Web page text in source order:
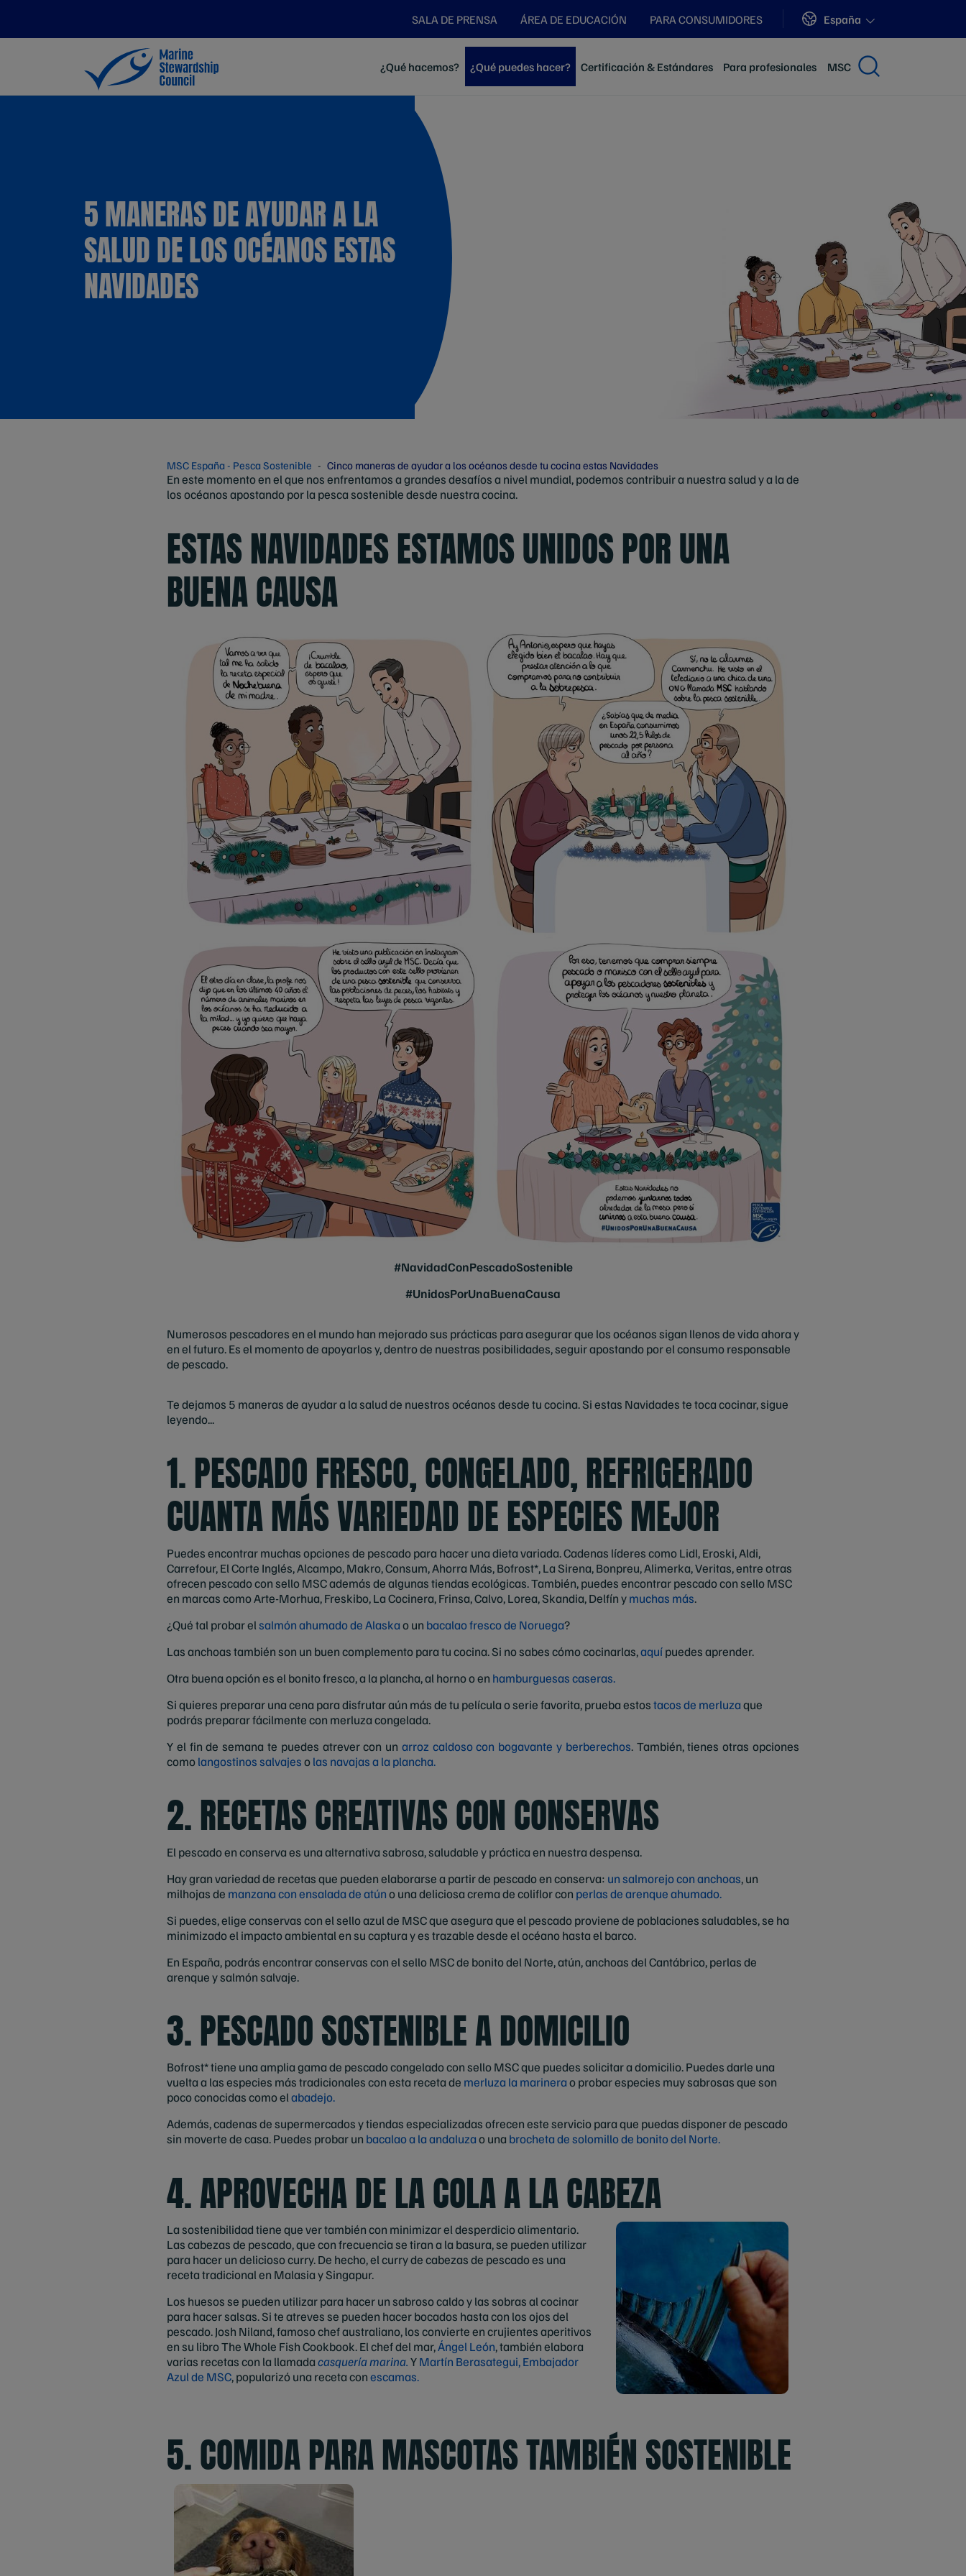
SALA DE PRENSA ÁREA DE EDUCACIÓN PARA CONSUMIDORES Sites
España
¿Qué hacemos? ¿Qué puedes hacer? Certificación & Estándares Para profesionales MSC
5 MANERAS DE AYUDAR A LA
SALUD DE LOS OCÉANOS ESTAS
NAVIDADES
MSC España - Pesca Sostenible Cinco maneras de ayudar a los océanos desde tu cocina estas Navidades
En este momento en el que nos enfrentamos a grandes desafíos a nivel mundial, podemos contribuir a nuestra salud y a la de
los océanos apostando por la pesca sostenible desde nuestra cocina.
ESTAS NAVIDADES ESTAMOS UNIDOS POR UNA
BUENA CAUSA
#NavidadConPescadoSostenible
#UnidosPorUnaBuenaCausa
Numerosos pescadores en el mundo han mejorado sus prácticas para asegurar que los océanos sigan llenos de vida ahora y
en el futuro. Es el momento de apoyarlos y, dentro de nuestras posibilidades, seguir apostando por el consumo responsable
de pescado.
Te dejamos 5 maneras de ayudar a la salud de nuestros océanos desde tu cocina. Si estas Navidades te toca cocinar, sigue
leyendo...
1. PESCADO FRESCO, CONGELADO, REFRIGERADO
CUANTA MÁS VARIEDAD DE ESPECIES MEJOR
Puedes encontrar muchas opciones de pescado para hacer una dieta variada. Cadenas líderes como Lidl, Eroski, Aldi,
Carrefour, El Corte Inglés, Alcampo, Makro, Consum, Ahorra Más, Bofrost*, La Sirena, Bonpreu, Alimerka, Veritas, entre otras
ofrecen pescado con sello MSC además de algunas tiendas ecológicas. También, puedes encontrar pescado con sello MSC
en marcas como Arte-Morhua, Freskibo, La Cocinera, Frinsa, Calvo, Lorea, Skandia, Delfín ymuchas más.
¿Qué tal probar elsalmón ahumado de Alaskao un bacalao fresco de Noruega?
Las anchoas también son un buen complemento para tu cocina. Si no sabes cómo cocinarlas,aquípuedes aprender.
Otra buena opción es el bonito fresco, a la plancha, al horno o en hamburguesas caseras.
Si quieres preparar una cena para disfrutar aún más de tu película o serie favorita, prueba estostacos de merluzaque
podrás preparar fácilmente con merluza congelada.
Y el fin de semana te puedes atrever con un arroz caldoso con bogavante y berberechos. También, tienes otras opciones
comolangostinos salvajesolas navajas a la plancha.
2. RECETAS CREATIVAS CON CONSERVAS
El pescado en conserva es una alternativa sabrosa, saludable y práctica en nuestra despensa.
Hay gran variedad de recetas que pueden elaborarse a partir de pescado en conserva: un salmorejo con anchoas, un
milhojas de manzana con ensalada de atúno una deliciosa crema de coliflor con perlas de arenque ahumado.
Si puedes, elige conservas con el sello azul de MSC que asegura que el pescado proviene de poblaciones saludables, se ha
minimizado el impacto ambiental en su captura y es trazable desde el océano hasta el barco.
En España, podrás encontrar conservas con el sello MSC de bonito del Norte, atún, anchoas del Cantábrico, perlas de
arenque y salmón salvaje.
3. PESCADO SOSTENIBLE A DOMICILIO
Bofrost* tiene una amplia gama de pescado congelado con sello MSC que puedes solicitar a domicilio. Puedes darle una
vuelta a las especies más tradicionales con esta receta de merluza la marinerao probar especies muy sabrosas que son
poco conocidas como elabadejo.
Además, cadenas de supermercados y tiendas especializadas ofrecen este servicio para que puedas disponer de pescado
sin moverte de casa. Puedes probar un bacalao a la andaluzao una brocheta de solomillo de bonito del Norte.
4. APROVECHA DE LA COLA A LA CABEZA
La sostenibilidad tiene que ver también con minimizar el desperdicio alimentario.
Las cabezas de pescado, que con frecuencia se tiran a la basura, se pueden utilizar
para hacer un delicioso curry. De hecho, el curry de cabezas de pescado es una
receta tradicional en Malasia y Singapur.
Los huesos se pueden utilizar para hacer un sabroso caldo y las sobras al cocinar
para hacer salsas. Si te atreves se pueden hacer bocados hasta con los ojos del
pescado. Josh Niland, famoso chef australiano, los convierte en crujientes aperitivos
en su libro The Whole Fish Cookbook. El chef del mar,Ángel León, también elabora
varias recetas con la llamadacasquería marina.YMartín Berasategui, Embajador
Azul de MSC, popularizó una receta conescamas.
5. COMIDA PARA MASCOTAS TAMBIÉN SOSTENIBLE